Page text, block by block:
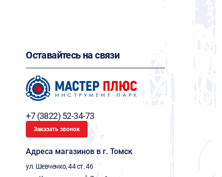
Оставайтесь на связи
+7 (3822) 52-34-73
Заказать звонок
Адреса магазинов в г. Томск
ул. Шевченко, 44 ст. 46